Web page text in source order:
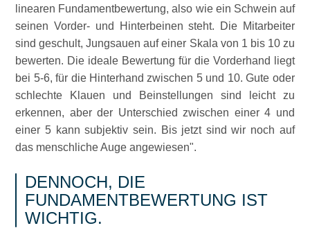
linearen Fundamentbewertung, also wie ein Schwein auf
seinen Vorder- und Hinterbeinen steht. Die Mitarbeiter
sind geschult, Jungsauen auf einer Skala von 1 bis 10 zu
bewerten. Die ideale Bewertung für die Vorderhand liegt
bei 5-6, für die Hinterhand zwischen 5 und 10. Gute oder
schlechte Klauen und Beinstellungen sind leicht zu
erkennen, aber der Unterschied zwischen einer 4 und
einer 5 kann subjektiv sein. Bis jetzt sind wir noch auf
das menschliche Auge angewiesen .
DENNOCH, DIE
FUNDAMENTBEWERTUNG IST
WICHTIG.